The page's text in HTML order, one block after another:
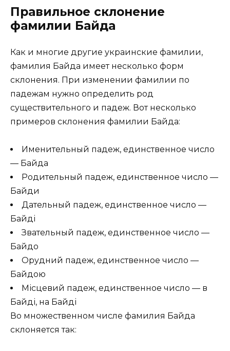
Правильное склонение
фамилии Байда
Как и многие другие украинские фамилии,
фамилия Байда имеет несколько форм
склонения. При изменении фамилии по
падежам нужно определить род
существительного и падеж. Вот несколько
примеров склонения фамилии Байда:
Именительный падеж, единственное число
— Байда
Родительный падеж, единственное число —
Байди
Дательный падеж, единственное число —
Байді
Звательный падеж, единственное число —
Байдо
Орудний падеж, единственное число —
Байдою
Місцевий падеж, единственное число — в
Байді, на Байді
Во множественном числе фамилия Байда
склоняется так: